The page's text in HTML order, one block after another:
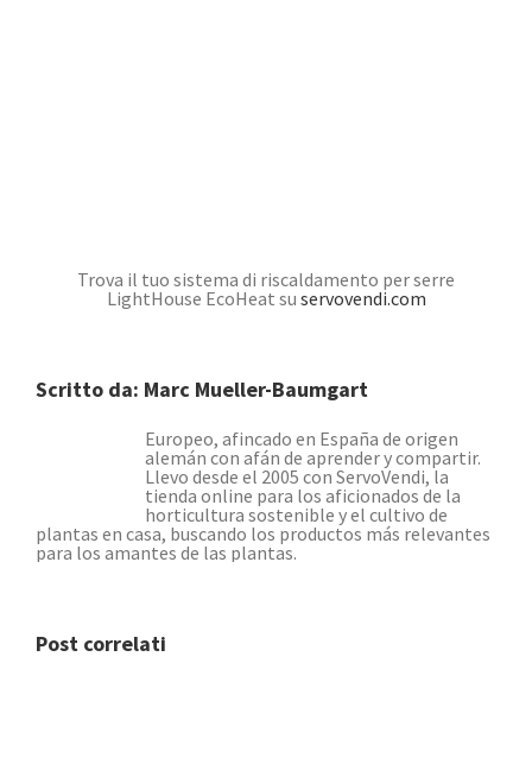
Trova il tuo sistema di riscaldamento per serre
LightHouse EcoHeat su servovendi.com
Scritto da: Marc Mueller-Baumgart
Europeo, afincado en España de origen
alemán con afán de aprender y compartir.
Llevo desde el 2005 con ServoVendi, la
tienda online para los aficionados de la
horticultura sostenible y el cultivo de
plantas en casa, buscando los productos más relevantes
para los amantes de las plantas.
Post correlati